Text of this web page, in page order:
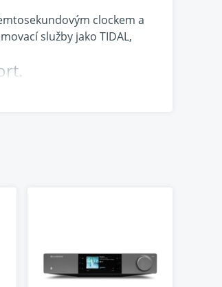
clockem a
služby jako TIDAL,
pomocí precizní